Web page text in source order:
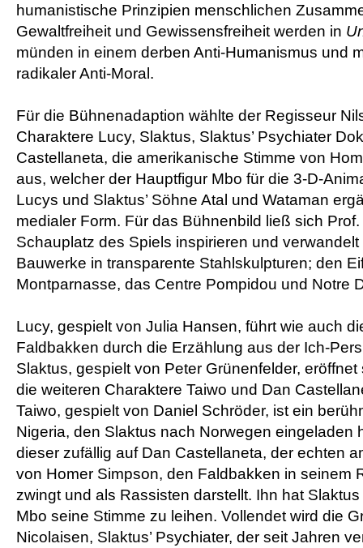
humanistische Prinzipien menschlichen
Gewaltfreiheit und Gewissensfreiheit werden in
münden in einem derben Anti-Humanismus und
radikaler Anti-Moral.
Für die Bühnenadaption wählte der Regisseur
Charaktere Lucy, Slaktus, Slaktus’ Psychiater
Castellaneta, die amerikanische Stimme von
aus, welcher der Hauptfigur Mbo für die 3-D-
Lucys und Slaktus’ Söhne Atal und Wataman
medialer Form. Für das Bühnenbild ließ sich
Schauplatz des Spiels inspirieren und
Bauwerke in transparente Stahlskulpturen; den
Montparnasse, das Centre Pompidou und Notre
Lucy, gespielt von Julia Hansen, führt wie auch
Faldbakken durch die Erzählung aus der Ich-
Slaktus, gespielt von Peter Grünenfelder,
die weiteren Charaktere Taiwo und Dan
Taiwo, gespielt von Daniel Schröder, ist ein
Nigeria, den Slaktus nach Norwegen eingeladen
dieser zufällig auf Dan Castellaneta, der echten
von Homer Simpson, den Faldbakken in seinem
zwingt und als Rassisten darstellt. Ihn hat
Mbo seine Stimme zu leihen. Vollendet wird die
Nicolaisen, Slaktus’ Psychiater, der seit Jahren